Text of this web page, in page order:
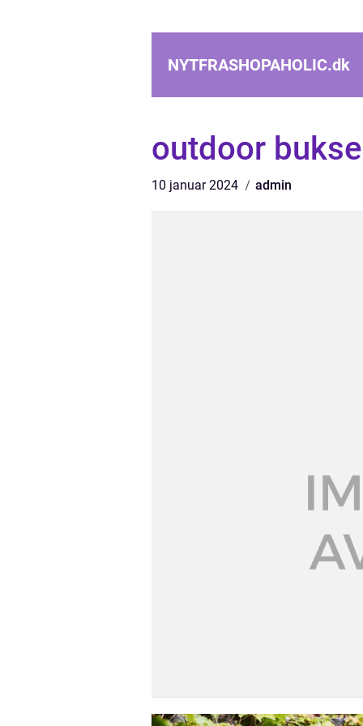
NYTFRASHOPAHOLIC.dk
outdoor
10 januar 2024 admin